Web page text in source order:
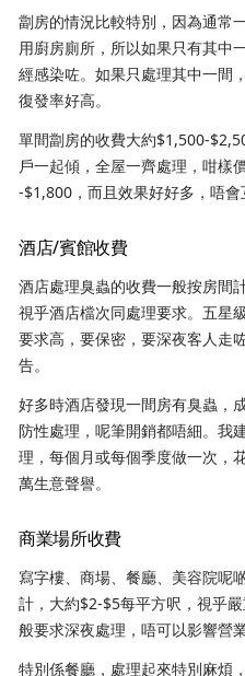
劏房的情況比較特別，因為通常
用廚房廁所，所以如果只有其中
經感染咗。如果只處理其中一間
復發率好高。
單間劏房的收費大約$1,500-
戶一起傾，全屋一齊處理，咁樣
-$1,800，而且效果好好多，唔會
酒店/賓館收費
酒店處理臭蟲的收費一般按房間
視乎酒店檔次同處理要求。五星
要求高，要保密，要深夜客人走
告。
好多時酒店發現一間房有臭蟲，
防性處理，呢筆開銷都唔細。我
理，每個月或每個季度做一次，
萬生意聲譽。
商業場所收費
寫字樓、商場、餐廳、美容院呢
計，大約$2-$5每平方呎，視乎
般要求深夜處理，唔可以影響營
特別係餐廳，處理起來特別麻煩